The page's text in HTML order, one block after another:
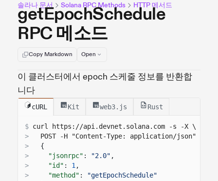
솔라나 문서 Solana RPC Methods HTTP 메서드
getEpochSchedule
RPC 메소드
Copy Markdown Open
이 클러스터에서 epoch 스케줄 정보를 반환합
니다
cURL Kit web3.js Rust
$ curl https://api.devnet.solana.com -s -X \
>
POST -H "Content-Type: application/json" -d
>
{
>
"jsonrpc" : "2.0" ,
>
"id" : 1 ,
>
"method" :
"getEpochSchedule"